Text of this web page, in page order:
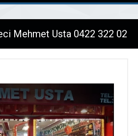
Mehmet Usta 0422 322 02